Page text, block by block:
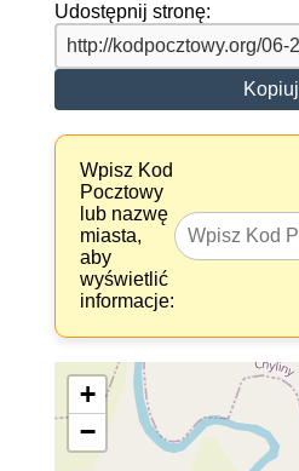
Udostępnij stronę:
Kopiuj
Wpisz Kod
Pocztowy
lub nazwę
miasta,
aby
wyświetlić
informacje:
+
−